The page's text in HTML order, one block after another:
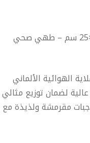
ورق قلاية هوائية ألماني مربع مخرم 25×25 سم – طهي صحي
الهوائية الألماني
لضمان توزيع مثالي
مقرمشة ولذيذة مع